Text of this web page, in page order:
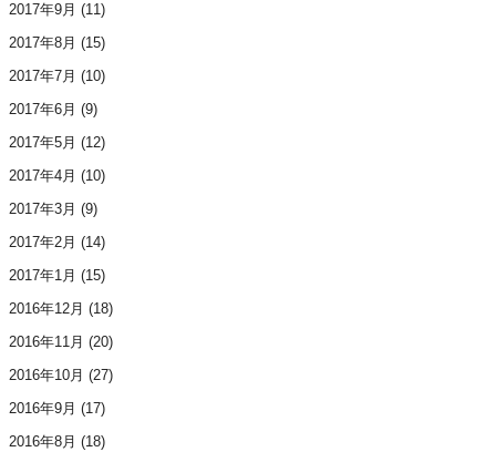
2017年9月 (11)
2017年8月 (15)
2017年7月 (10)
2017年6月 (9)
2017年5月 (12)
2017年4月 (10)
2017年3月 (9)
2017年2月 (14)
2017年1月 (15)
2016年12月 (18)
2016年11月 (20)
2016年10月 (27)
2016年9月 (17)
2016年8月 (18)